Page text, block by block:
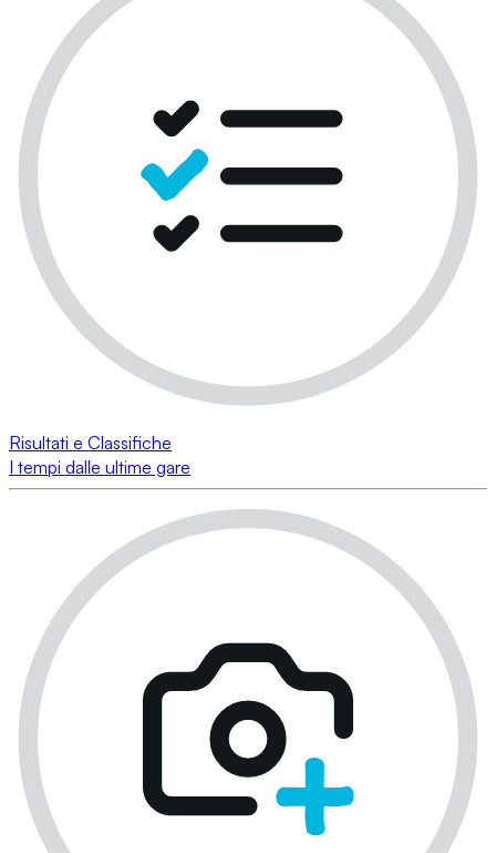
Risultati e Classifiche
I tempi dalle ultime gare